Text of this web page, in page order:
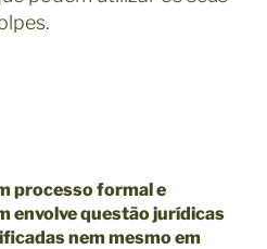
processo formal e
envolve questão jurídicas
nem mesmo em